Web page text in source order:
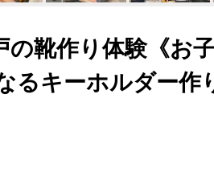
の靴作り体験《
るキーホルダー作